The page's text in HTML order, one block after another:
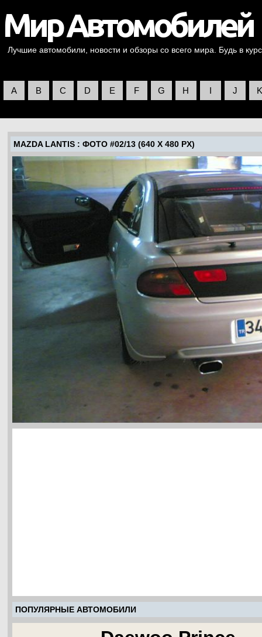
Лучшие автомобили, новости и обзоры со всего мира. Будь в
A B C D E F G H I J K
MAZDA LANTIS : ФОТО #02/13 (640 X 480 PX)
ПОПУЛЯРНЫЕ АВТОМОБИЛИ